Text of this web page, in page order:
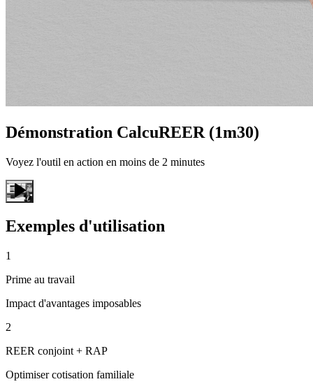
Démonstration CalcuREER (1m30)
Voyez l'outil en action en moins de 2 minutes
Exemples d'utilisation
1
Prime au travail
Impact d'avantages imposables
2
REER conjoint + RAP
Optimiser cotisation familiale